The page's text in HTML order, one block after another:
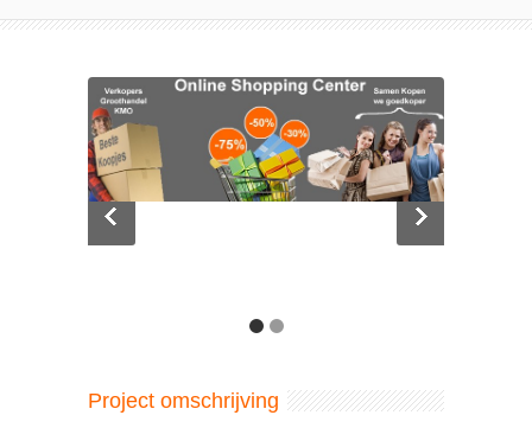
Project omschrijving